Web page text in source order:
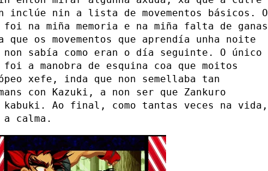
inclúe nin a lista de movementos básicos. O
foi na miña memoria e na miña falta de ganas
os movementos que aprendía unha noite
sabía como eran o día seguinte. O único
a manobra de esquina coa que moitos
xefe, inda que non semellaba tan
con Kazuki, a non ser que Zankuro
kabuki. Ao final, como tantas veces na vida,
calma.